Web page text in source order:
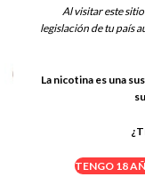
Al visitar este
legislación de tu país
La nicotina es una
TENGO 18